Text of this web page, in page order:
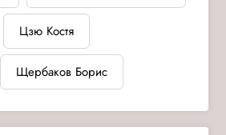
Цзю Костя
Щербаков Борис